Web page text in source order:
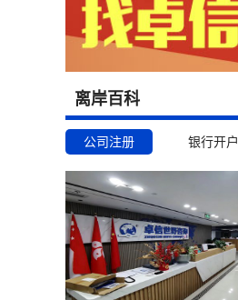
离岸百科
公司注册 银行开户